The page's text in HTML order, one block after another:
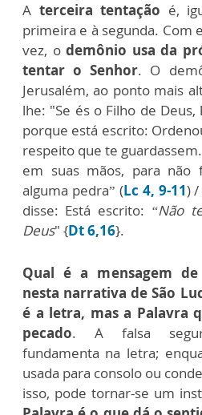
A terceira tentação é,
primeira e à segunda. Com
vez, odemônio usa da
tentar o Senhor. O
Jerusalém, ao ponto mais
lhe: "Se és o Filho de Deus,
porque está escrito:
respeito que te
em suas mãos, para
alguma pedra” (Lc 4, 9-11)
disse: Está escrito: “Não
Deus" {Dt 6,16}.
Qual é a mensagem
nesta narrativa de São
é a letra, mas a Palavra
pecado. A falsa
fundamenta na letra;
usada para consolo ou
isso, pode tornar-se um